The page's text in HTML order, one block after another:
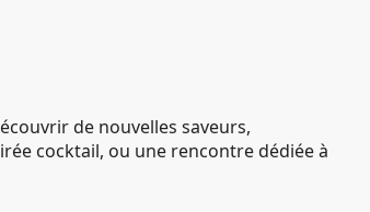
de nouvelles saveurs,
cocktail, ou une rencontre dédiée à